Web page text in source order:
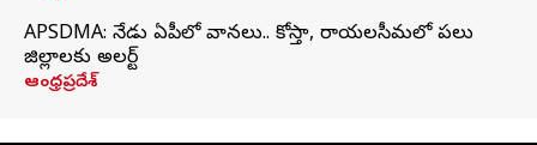
APSDMA: నేడు ఏపీలో వానలు.. కోస్తా, రాయలసీమలో పలు
జిల్లాలకు అలర్ట్
ఆంధ్రప్రదేశ్